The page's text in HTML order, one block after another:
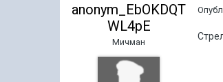
anonym_EbOKDQT
WL4pE
Мичман